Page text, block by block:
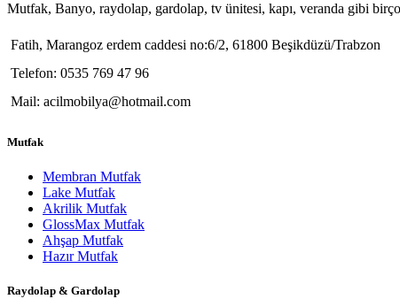
Mutfak, Banyo, raydolap, gardolap, tv ünitesi, kapı, veranda gibi
Fatih, Marangoz erdem caddesi no:6/2, 61800 Beşikdüzü/Trabzon
Telefon: 0535 769 47 96
Mail: acilmobilya@hotmail.com
Mutfak
Membran Mutfak
Lake Mutfak
Akrilik Mutfak
GlossMax Mutfak
Ahşap Mutfak
Hazır Mutfak
Raydolap & Gardolap